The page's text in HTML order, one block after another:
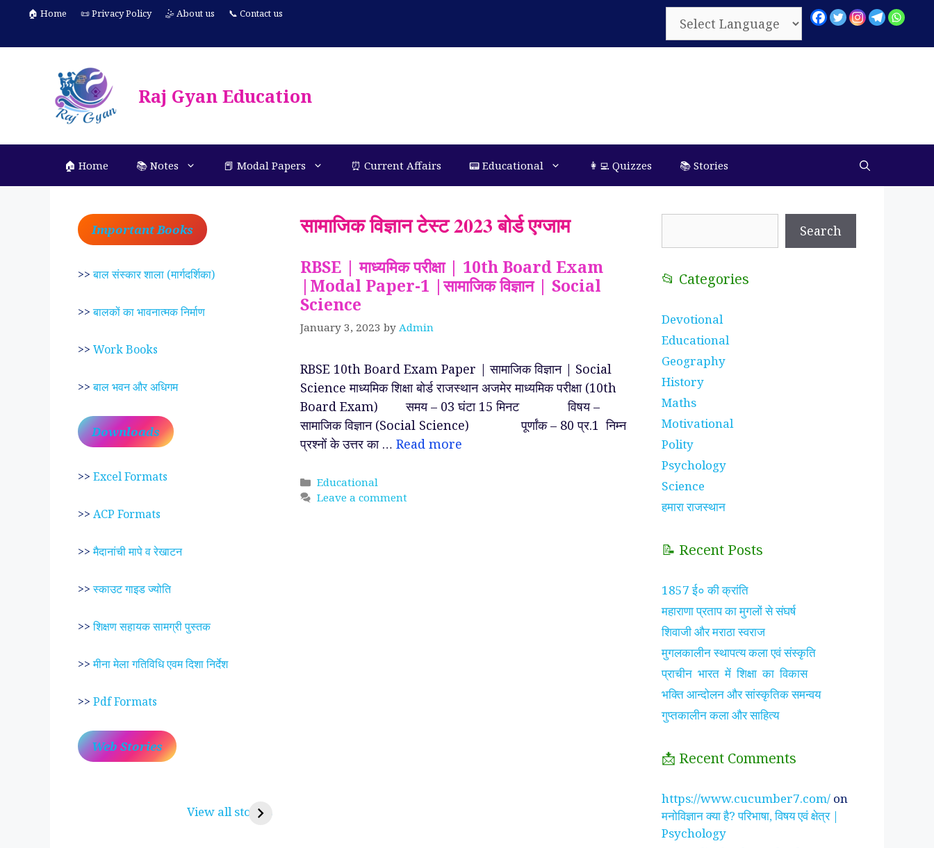
content
🏠 Home 📜 Privacy Policy 🤹 About us 📞 Contact us
Raj Gyan Education
🏠 Home 📚 Notes 📕 Modal Papers ⏰ Current Affairs 📟 Educational 👩‍💻 Quizzes 📚 Stories
सामाजिक विज्ञान टेस्ट 2023 बोर्ड एग्जाम
RBSE | माध्यमिक परीक्षा | 10th Board Exam
|Modal Paper-1 |सामाजिक विज्ञान | Social
Science
January 3, 2023 by Admin
RBSE 10th Board Exam Paper | सामाजिक विज्ञान | Social
Science माध्यमिक शिक्षा बोर्ड राजस्थान अजमेर माध्यमिक परीक्षा (10th
Board Exam) समय – 03 घंटा 15 मिनट विषय –
सामाजिक विज्ञान (Social Science) पूर्णांक – 80 प्र.1 निम्न
प्रश्नों के उत्तर का … Read more
Categories
Educational
Leave a comment
Important Books
>>बाल संस्कार शाला (मार्गदर्शिका)
>>बालकों का भावनात्मक निर्माण
>> Work Books
>>बाल भवन और अधिगम
Downloads
>> Excel Formats
>> ACP Formats
>>मैदानांची मापे व रेखाटन
>>स्काउट गाइड ज्योति
>>शिक्षण सहायक सामग्री पुस्तक
>>मीना मेला गतिविधि एवम दिशा निर्देश
>> Pdf Formats
Web Stories
View all stories
करुणा व प्रेम का प्रतीक
रामसा पीर, रुणेचा रा धणी,
झाँसी की रानी के रहस्मयी
सुनीता विलियम्स ~
भारतीय मूल की अन्तरिक्ष
यात्री
Search
📂 Categories
Devotional
Educational
Geography
History
Maths
Motivational
Polity
Psychology
Science
हमारा राजस्थान
📝 Recent Posts
1857 ई० की क्रांति
महाराणा प्रताप का मुगलों से संघर्ष
शिवाजी और मराठा स्वराज
मुगलकालीन स्थापत्य कला एवं संस्कृति
प्राचीन भारत में शिक्षा का विकास
भक्ति आन्दोलन और सांस्कृतिक समन्वय
गुप्तकालीन कला और साहित्य
📩 Recent Comments
https://www.cucumber7.com/ on
मनोविज्ञान क्या है? परिभाषा, विषय एवं क्षेत्र |
Psychology